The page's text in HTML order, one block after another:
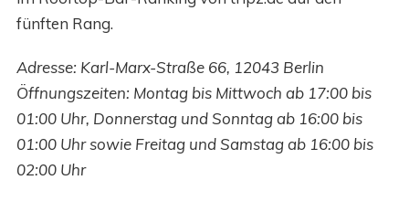
fünften Rang.
Adresse: Karl-Marx-Straße 66, 12043 Berlin
Öffnungszeiten: Montag bis Mittwoch ab 17:00 bis
01:00 Uhr, Donnerstag und Sonntag ab 16:00 bis
01:00 Uhr sowie Freitag und Samstag ab 16:00 bis
02:00 Uhr